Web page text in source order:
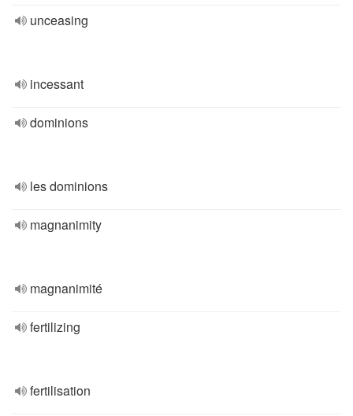
unceasing
incessant
dominions
les dominions
magnanimity
magnanimité
fertilizing
fertilisation